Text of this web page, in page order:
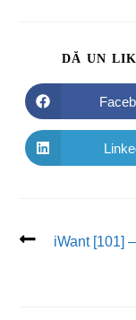
DĂ UN
iWant [101]